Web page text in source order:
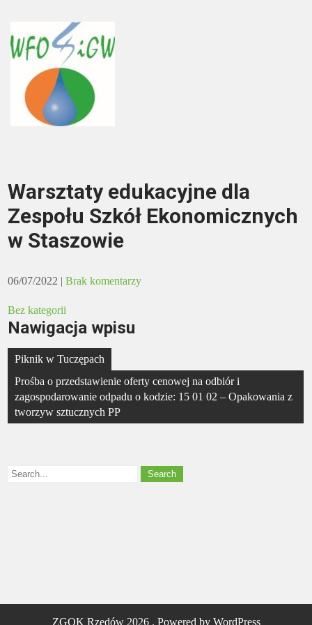
Warsztaty edukacyjne dla
Zespołu Szkół Ekonomicznych
w Staszowie
06/07/2022 |Brak komentarzy
Bez kategorii
Nawigacja wpisu
Piknik w Tuczępach
Prośba o przedstawienie oferty cenowej na odbiór i
zagospodarowanie odpadu o kodzie: 15 01 02 – Opakowania z
tworzyw sztucznych PP
ZGOK Rzędów 2026 . Powered by WordPress